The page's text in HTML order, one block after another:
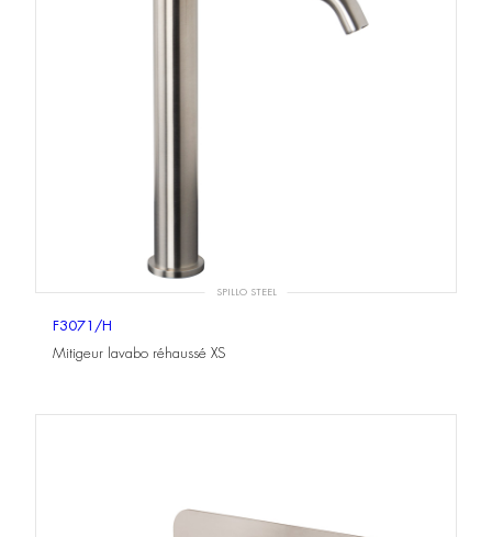
SPILLO STEEL
F3071/H
Mitigeur lavabo réhaussé XS